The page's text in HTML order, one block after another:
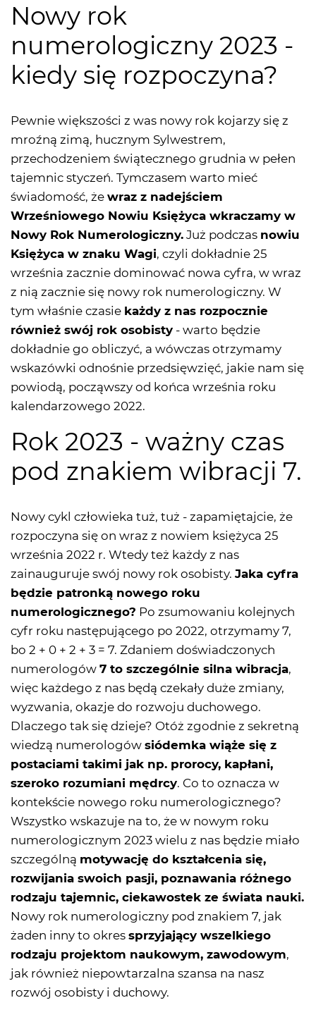
Nowy rok
numerologiczny 2023 -
kiedy się rozpoczyna?
Pewnie większości z was nowy rok kojarzy się z
mroźną zimą, hucznym Sylwestrem,
przechodzeniem świątecznego grudnia w pełen
tajemnic styczeń. Tymczasem warto mieć
świadomość, że wraz z nadejściem
Wrześniowego Nowiu Księżyca wkraczamy w
Nowy Rok Numerologiczny. Już podczas nowiu
Księżyca w znaku Wagi, czyli dokładnie 25
września zacznie dominować nowa cyfra, w wraz
z nią zacznie się nowy rok numerologiczny. W
tym właśnie czasie każdy z nas rozpocznie
również swój rok osobisty - warto będzie
dokładnie go obliczyć, a wówczas otrzymamy
wskazówki odnośnie przedsięwzięć, jakie nam się
powiodą, począwszy od końca września roku
kalendarzowego 2022.
Rok 2023 - ważny czas
pod znakiem wibracji 7.
Nowy cykl człowieka tuż, tuż - zapamiętajcie, że
rozpoczyna się on wraz z nowiem księżyca 25
września 2022 r. Wtedy też każdy z nas
zainauguruje swój nowy rok osobisty. Jaka cyfra
będzie patronką nowego roku
numerologicznego? Po zsumowaniu kolejnych
cyfr roku następującego po 2022, otrzymamy 7,
bo 2 + 0 + 2 + 3 = 7. Zdaniem doświadczonych
numerologów 7 to szczególnie silna wibracja,
więc każdego z nas będą czekały duże zmiany,
wyzwania, okazje do rozwoju duchowego.
Dlaczego tak się dzieje? Otóż zgodnie z sekretną
wiedzą numerologów siódemka wiąże się z
postaciami takimi jak np. prorocy, kapłani,
szeroko rozumiani mędrcy. Co to oznacza w
kontekście nowego roku numerologicznego?
Wszystko wskazuje na to, że w nowym roku
numerologicznym 2023 wielu z nas będzie miało
szczególną motywację do kształcenia się,
rozwijania swoich pasji, poznawania różnego
rodzaju tajemnic, ciekawostek ze świata nauki.
Nowy rok numerologiczny pod znakiem 7, jak
żaden inny to okres sprzyjający wszelkiego
rodzaju projektom naukowym, zawodowym,
jak również niepowtarzalna szansa na nasz
rozwój osobisty i duchowy.